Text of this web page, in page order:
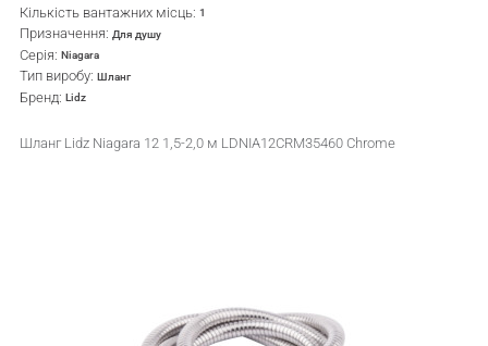
Кількість вантажних місць: 1
Призначення: Для душу
Серія: Niagara
Тип виробу: Шланг
Бренд: Lidz
Шланг Lidz Niagara 12 1,5-2,0 м LDNIA12CRM35460 Chrome